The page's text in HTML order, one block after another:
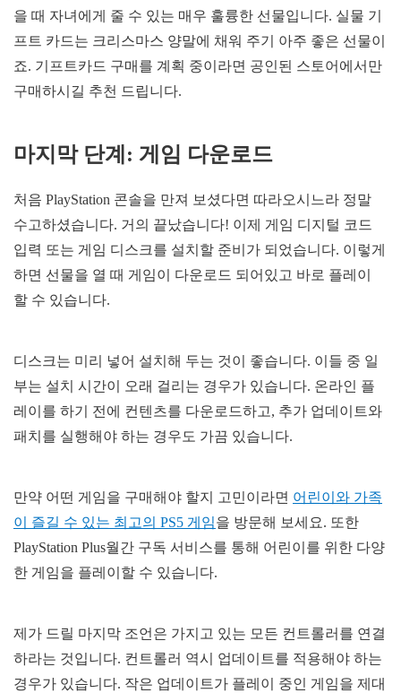
을 때 자녀에게 줄 수 있는 매우 훌륭한 선물입니다. 실물 기
프트 카드는 크리스마스 양말에 채워 주기 아주 좋은 선물이
죠. 기프트카드 구매를 계획 중이라면 공인된 스토어에서만
구매하시길 추천 드립니다.
마지막 단계 : 게임 다운로드
처음 PlayStation 콘솔을 만져 보셨다면 따라오시느라 정말
수고하셨습니다. 거의 끝났습니다! 이제 게임 디지털 코드
입력 또는 게임 디스크를 설치할 준비가 되었습니다. 이렇게
하면 선물을 열 때 게임이 다운로드 되어있고 바로 플레이
할 수 있습니다.
디스크는 미리 넣어 설치해 두는 것이 좋습니다. 이들 중 일
부는 설치 시간이 오래 걸리는 경우가 있습니다. 온라인 플
레이를 하기 전에 컨텐츠를 다운로드하고, 추가 업데이트와
패치를 실행해야 하는 경우도 가끔 있습니다.
만약 어떤 게임을 구매해야 할지 고민이라면 어린이와 가족
이 즐길 수 있는 최고의 PS5 게임을 방문해 보세요. 또한
PlayStation Plus월간 구독 서비스를 통해 어린이를 위한 다양
한 게임을 플레이할 수 있습니다.
제가 드릴 마지막 조언은 가지고 있는 모든 컨트롤러를 연결
하라는 것입니다. 컨트롤러 역시 업데이트를 적용해야 하는
경우가 있습니다. 작은 업데이트가 플레이 중인 게임을 제대